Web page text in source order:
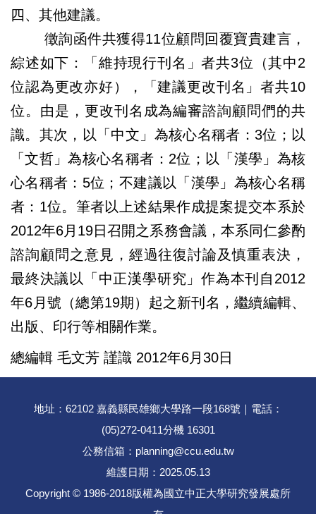
四、其他建議。
徵詢函件共獲得11位顧問回覆寶貴建言，
綜述如下：「維持現行刊名」者共3位（其中2
位認為更改亦好），「建議更改刊名」者共10
位。由是，更改刊名成為編審諮詢顧問們的共
識。其次，以「中文」為核心名稱者：3位；以
「文哲」為核心名稱者：2位；以「漢學」為核
心名稱者：5位；不建議以「漢學」為核心名稱
者：1位。筆者以上述結果作成提案提交本系於
2012年6月19日召開之系務會議，本系同仁參酌
諮詢顧問之意見，經過往復討論及慎重表決，
最終決議以「中正漢學研究」作為本刊自2012
年6月號（總第19期）起之新刊名，繼續編輯、
出版、印行等相關作業。
總編輯 毛文芳 謹識 2012年6月30日
地址：62102 嘉義縣民雄鄉大學路一段168號｜電話：
(05)272-0411分機 16301
公務信箱：planning@ccu.edu.tw
維護日期：2025.05.13
Copyright © 1986-2018版權為國立中正大學研究發展處所